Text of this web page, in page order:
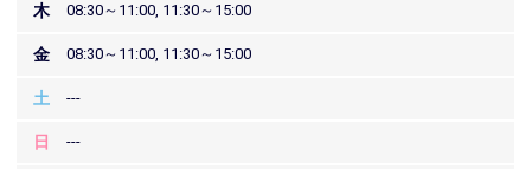
木 08:30～11:00, 11:30～15:00
金 08:30～11:00, 11:30～15:00
土 ---
日 ---